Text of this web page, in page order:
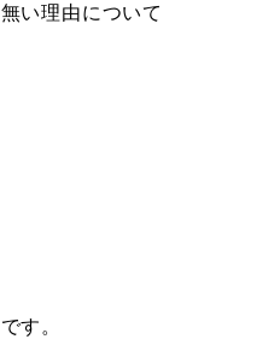
い理由について
す。